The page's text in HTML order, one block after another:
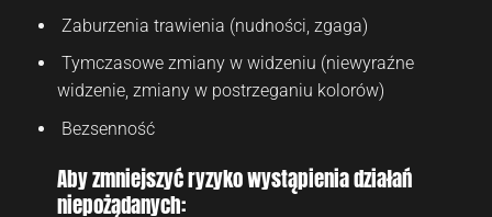
Zaburzenia trawienia (nudności, zgaga)
Tymczasowe zmiany w widzeniu (niewyraźne
widzenie, zmiany w postrzeganiu kolorów)
Bezsenność
Aby zmniejszyć ryzyko wystąpienia działań
niepożądanych: